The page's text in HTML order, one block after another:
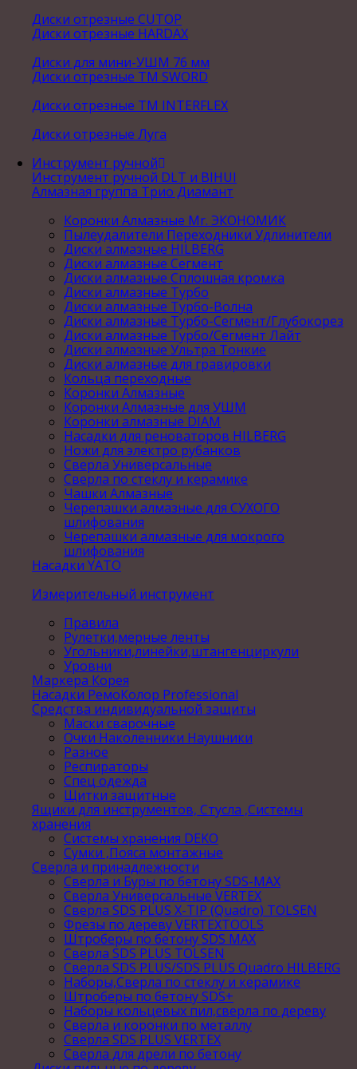
Диски отрезные CUTOP
Диски отрезные HARDAX
Диски для мини-УШМ 76 мм
Диски отрезные ТМ SWORD
Диски отрезные ТМ INTERFLEX
Диски отрезные Луга
Инструмент ручной
Инструмент ручной DLT и BIHUI
Алмазная группа Трио Диамант
Коронки Алмазные Mr. ЭКОНОМИК
Пылеудалители Переходники Удлинители
Диски алмазные HILBERG
Диски алмазные Сегмент
Диски алмазные Сплошная кромка
Диски алмазные Турбо
Диски алмазные Турбо-Волна
Диски алмазные Турбо-Сегмент/Глубокорез
Диски алмазные Турбо/Сегмент Лайт
Диски алмазные Ультра Тонкие
Диски алмазные для гравировки
Кольца переходные
Коронки Алмазные
Коронки Алмазные для УШМ
Коронки алмазные DIAM
Насадки для реноваторов HILBERG
Ножи для электро рубанков
Сверла Универсальные
Сверла по стеклу и керамике
Чашки Алмазные
Черепашки алмазные для СУХОГО
шлифования
Черепашки алмазные для мокрого
шлифования
Насадки YATO
Измерительный инструмент
Правила
Рулетки,мерные ленты
Угольники,линейки,штангенциркули
Уровни
Маркера Корея
Насадки РемоКолор Professional
Средства индивидуальной защиты
Маски сварочные
Очки Наколенники Наушники
Разное
Респираторы
Спец одежда
Щитки защитные
Ящики для инструментов, Стусла ,Системы
хранения
Системы хранения DEKO
Сумки ,Пояса монтажные
Сверла и принадлежности
Сверла и Буры по бетону SDS-MAX
Сверла Универсальные VERTEX
Сверла SDS PLUS X-TIP (Quadro) TOLSEN
Фрезы по дереву VERTEXTOOLS
Штроберы по бетону SDS MAX
Сверла SDS PLUS TOLSEN
Сверла SDS PLUS/SDS PLUS Quadro HILBERG
Наборы,Сверла по стеклу и керамике
Штроберы по бетону SDS+
Наборы кольцевых пил,сверла по дереву
Сверла и коронки по металлу
Сверла SDS PLUS VERTEX
Сверла для дрели по бетону